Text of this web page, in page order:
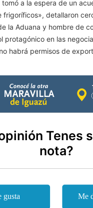
tomó a la espera de un
frigoríficos», detallaron
la Aduana y hombre de
protagónico en las
habrá permisos de
Tenes
nota?